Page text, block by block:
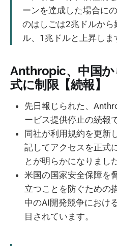
ーンを達成した場合に
のはしごは2兆ドルか
ル、1兆ドルと上昇しま
Anthropic、中国
式に制限【続報】
先日報じられた、
ービス提供停止の続報
同社が利用規約を更新
記してアクセスを正式
とが明らかになりました
米国の国家安全保障を
立つことを防ぐための
中のAI開発競争におけ
目されています。